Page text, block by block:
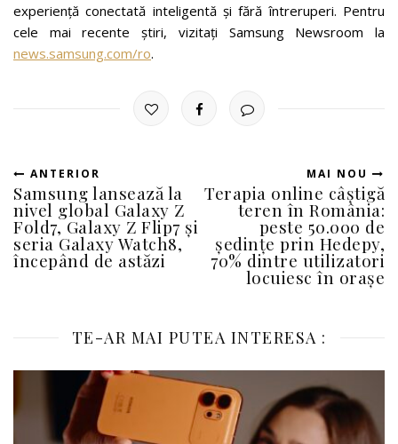
experiență conectată inteligentă și fără întreruperi. Pentru
cele mai recente știri, vizitați Samsung Newsroom la
news.samsung.com/ro.
ANTERIOR
Samsung lansează la
nivel global Galaxy Z
Fold7, Galaxy Z Flip7 și
seria Galaxy Watch8,
începând de astăzi
MAI NOU
Terapia online câștigă
teren în România:
peste 50.000 de
ședințe prin Hedepy,
70% dintre utilizatori
locuiesc în orașe
TE-AR MAI PUTEA INTERESA :